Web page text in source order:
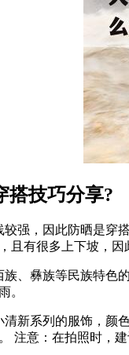
搭技巧分享?
强，因此防晒是穿
且有很多上下坡，
、彝族等民族特色
。
新系列的服饰，颜
注意：在拍照时，